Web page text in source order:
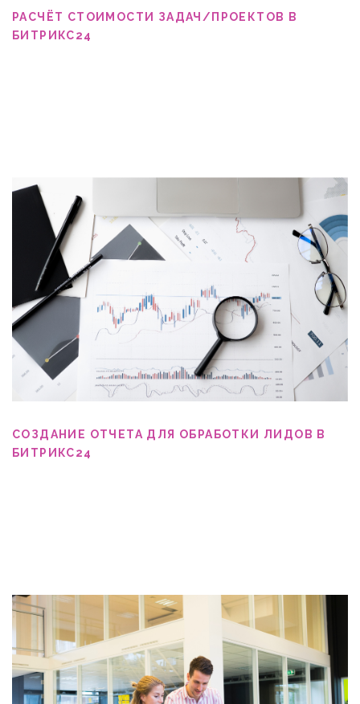
РАСЧЁТ СТОИМОСТИ ЗАДАЧ/ПРОЕКТОВ В
БИТРИКС24
СОЗДАНИЕ ОТЧЕТА ДЛЯ ОБРАБОТКИ ЛИДОВ В
БИТРИКС24